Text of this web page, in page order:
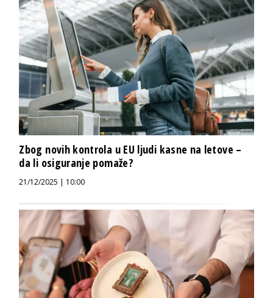
Zbog novih kontrola u EU ljudi kasne na letove –
da li osiguranje pomaže?
21/12/2025 | 10:00